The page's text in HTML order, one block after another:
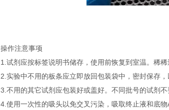
操作注意事项
1.试剂应按标签说明书储存，使用前恢复到室温。稀稀
2.实验中不用的板条应立即放回包装袋中，密封保存，
3.不用的其它试剂应包装好或盖好。不同批号的试剂不
4.使用一次性的吸头以免交叉污染，吸取终止液和底